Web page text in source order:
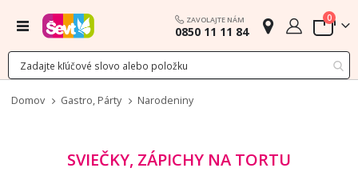
Menu ZAVOLAJTE NÁM
0850 11 11 84 Cart
0
Domov Gastro, Párty Narodeniny
SVIEČKY, ZÁPICHY NA TORTU